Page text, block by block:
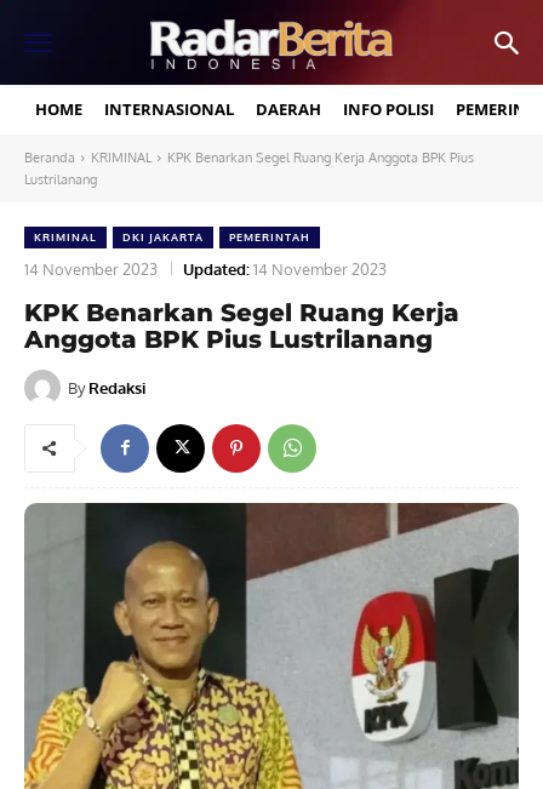
HOME INTERNASIONAL DAERAH INFO POLISI
Beranda KRIMINAL
KPK Benarkan Segel Ruang Kerja Anggota BPK Pius
Lustrilanang
KRIMINAL DKI JAKARTA PEMERINTAH
14 November 2023 Updated:14 November 2023
KPK Benarkan Segel Ruang Kerja
Anggota BPK Pius Lustrilanang
By Redaksi